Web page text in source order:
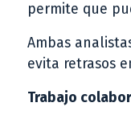
permite que
Ambas
evita retrasos
Trabajo